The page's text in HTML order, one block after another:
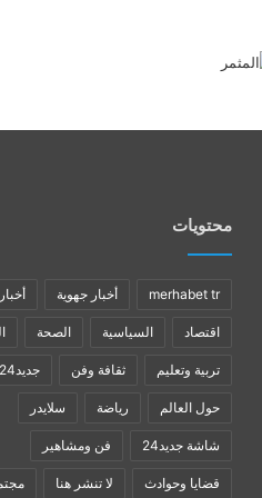
محتويات
merhabet tr أخبار جهوية
اقتصاد السياسية الصحة
تربية وتعليم ثقافة وفن جديد24
حول العالم رياضة سلايدر
شاشة جديد24 فن ومشاهير
قضايا وحوادث لا تنشر هنا